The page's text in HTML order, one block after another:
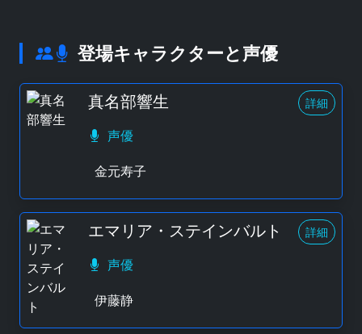
登場キャラクターと声優
真名部響生 詳細
声優
金元寿子
エマリア・ステインバルト 詳細
声優
伊藤静